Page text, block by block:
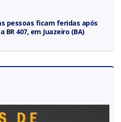
pessoas ficam feridas após
407, em Juazeiro (BA)